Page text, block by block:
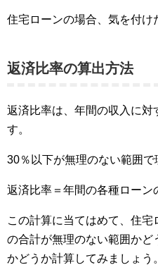
住宅ローンの場合、気を付け
返済比率の算出方法
返済比率は、年間の収入に対
す。
30％以下が無理のない範囲で
返済比率＝年間の各種ローン
この計算に当てはめて、住
の合計が無理のない範囲かど
かどうか計算してみましょう。